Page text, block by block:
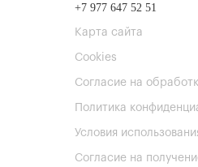
+7 977 647 52 51
Карта сайта
Cookies
Согласие на
Политика
Условия
Согласие на